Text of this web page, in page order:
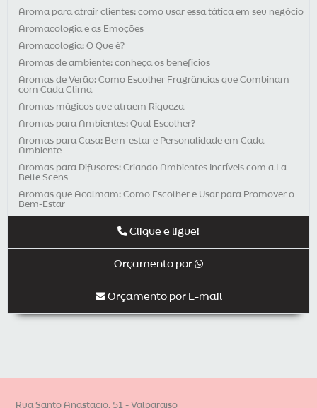
Aroma para atrair clientes: como usar essa tática em seu negócio
Aromacologia e as Emoções
Aromacologia: O Que é?
Aromas de ambiente: conheça os benefícios
Aromas de Verão: Como Escolher Fragrâncias que Combinam
com Cada Clima
Aromas mágicos que atraem Riqueza
Aromas para Ambientes: Qual Escolher?
Aromas para Casa: Bem-estar e Personalidade em Cada
Ambiente
Aromas para Difusores: Criando Ambientes Incríveis com a La
Belle Scens
Aromas que Acalmam: Como Escolher e Usar para Promover o
Bem-Estar
Aromaterapia e Sistema Imunológico: Como Fortalecer a Saúde
com Aromas
Aromaterapia é uma ótima opção para presente de Natal
Aromaterapia para Crianças: Benefícios e Cuidados
Aromaterapia para Pets: Benefícios para a Saúde dos Nossos
Aromatização de lojas para a Páscoa – a novidade
Clique e ligue!
Orçamento por
Orçamento por E-mail
Rua Santo Anastacio, 51 - Valparaiso